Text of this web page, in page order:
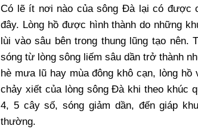
Có lẽ ít nơi nào của sông Đà lại có được
đây. Lòng hồ được hình thành do những
lùi vào sâu bên trong thung lũng tạo nên.
sóng từ lòng sông liếm sâu dần trở thành
hè mưa lũ hay mùa đông khô cạn, lòng
chảy xiết của lòng sông Đà khi theo khúc
4, 5 cây số, sóng giảm dần, đến giáp
thường.